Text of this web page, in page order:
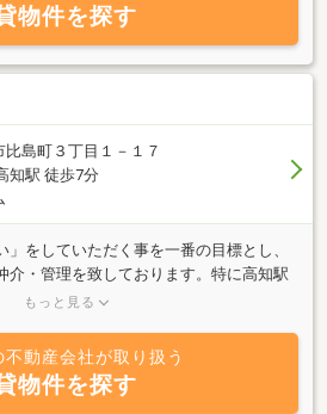
物件を探す
島町３丁目１－１７
知駅 徒歩7分
」をしていただく事を一番の目標とし、
介・管理を致しております。特に高知駅
下さい。高知市の物件探しのパートナー
大切にしながらがんばっております。お
った物件情報を提供すると共に、ご納得
させていただきます。住み替え時のお客
もっと見る
不動産会社が取り扱う
物件を探す